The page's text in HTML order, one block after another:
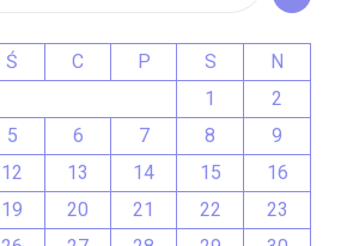
Ś C P S
N
1
2
5 6 7 8
9
12 13 14 15
16
19 20 21 22
23